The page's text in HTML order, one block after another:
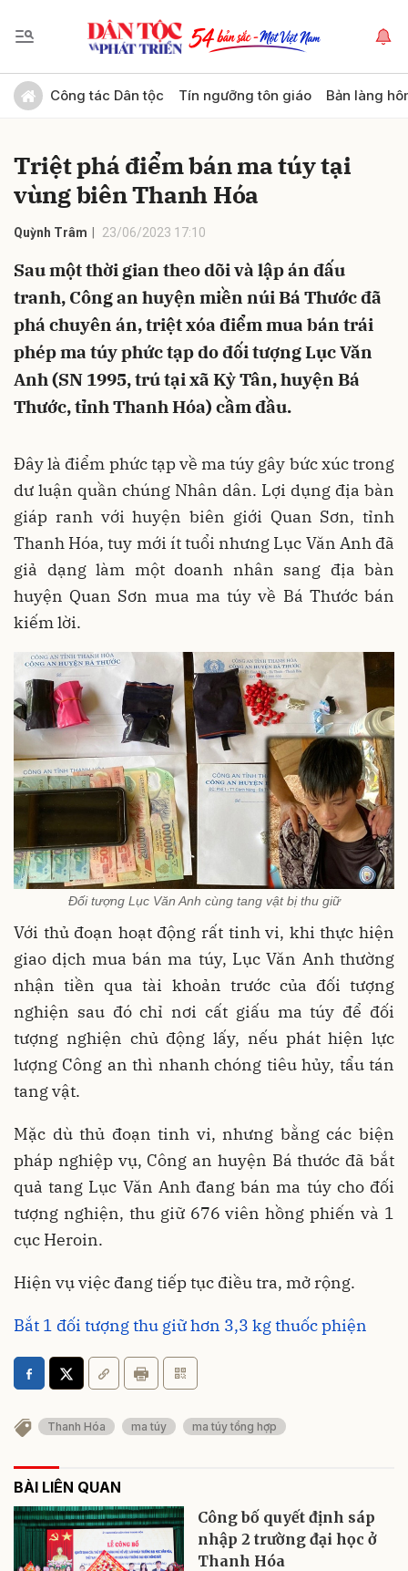
Công tác Dân tộc Tín ngưỡng tôn giáo Bản làng
Triệt phá điểm bán ma túy tại
vùng biên Thanh Hóa
Quỳnh Trâm 23/06/2023 17:10
Sau một thời gian theo dõi và lập án đấu
tranh, Công an huyện miền núi Bá Thước đã
phá chuyên án, triệt xóa điểm mua bán trái
phép ma túy phức tạp do đối tượng Lục Văn
Anh (SN 1995, trú tại xã Kỳ Tân, huyện Bá
Thước, tỉnh Thanh Hóa) cầm đầu.
Đây là điểm phức tạp về ma túy gây bức xúc trong
dư luận quần chúng Nhân dân. Lợi dụng địa bàn
giáp ranh với huyện biên giới Quan Sơn, tỉnh
Thanh Hóa, tuy mới ít tuổi nhưng Lục Văn Anh đã
giả dạng làm một doanh nhân sang địa bàn
huyện Quan Sơn mua ma túy về Bá Thước bán
kiếm lời.
Đối tượng Lục Văn Anh cùng tang vật bị thu giữ
Với thủ đoạn hoạt động rất tinh vi, khi thực hiện
giao dịch mua bán ma túy, Lục Văn Anh thường
nhận tiền qua tài khoản trước của đối tượng
nghiện sau đó chỉ nơi cất giấu ma túy để đối
tượng nghiện chủ động lấy, nếu phát hiện lực
lượng Công an thì nhanh chóng tiêu hủy, tẩu tán
tang vật.
Mặc dù thủ đoạn tinh vi, nhưng bằng các biện
pháp nghiệp vụ, Công an huyện Bá thước đã bắt
quả tang Lục Văn Anh đang bán ma túy cho đối
tượng nghiện, thu giữ 676 viên hồng phiến và 1
cục Heroin.
Hiện vụ việc đang tiếp tục điều tra, mở rộng.
Bắt 1 đối tượng thu giữ hơn 3,3 kg thuốc phiện
Thanh Hóa ma túy ma túy tổng hợp
BÀI LIÊN QUAN
Công bố quyết định sáp
nhập 2 trường đại học ở
Thanh Hóa
Gửi bình luận
Hủy